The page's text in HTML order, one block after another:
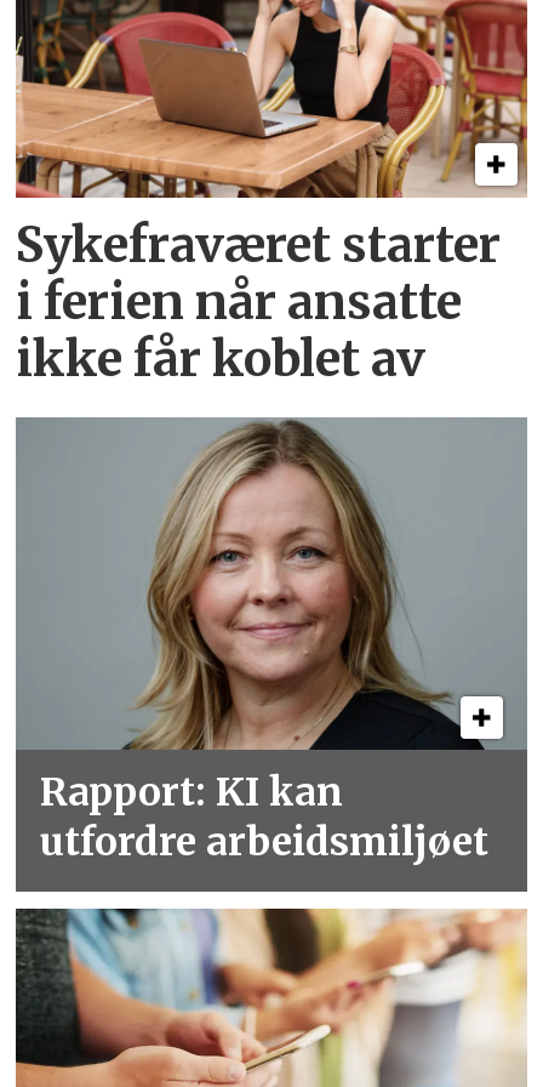
Sykefraværet starter
i ferien når ansatte
ikke får koblet av
Rapport: KI kan
utfordre arbeidsmiljøet